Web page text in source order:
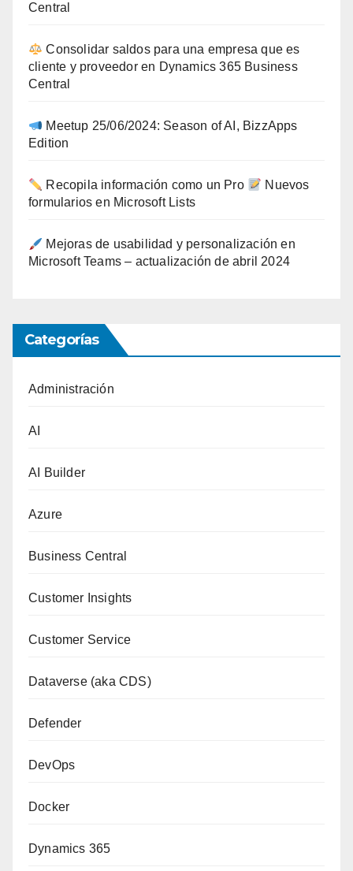
Central
Consolidar saldos para una empresa que es
cliente y proveedor en Dynamics 365 Business
Central
Meetup 25/06/2024: Season of AI, BizzApps
Edition
Recopila información como un Pro
Nuevos
formularios en Microsoft Lists
Mejoras de usabilidad y personalización en
Microsoft Teams – actualización de abril 2024
Categorías
Administración
AI
AI Builder
Azure
Business Central
Customer Insights
Customer Service
Dataverse (aka CDS)
Defender
DevOps
Docker
Dynamics 365